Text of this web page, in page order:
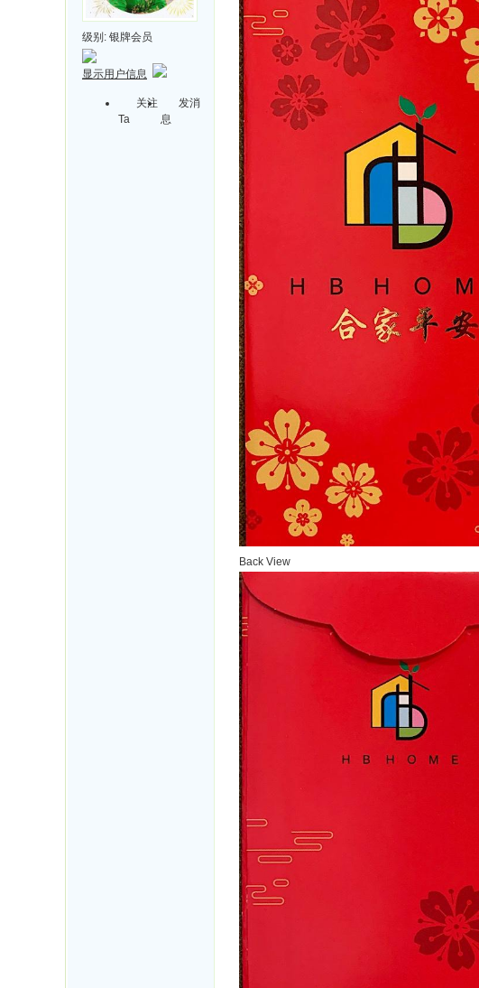
级别: 银牌会员
显示用户信息
关注
Ta
发消
息
Back View